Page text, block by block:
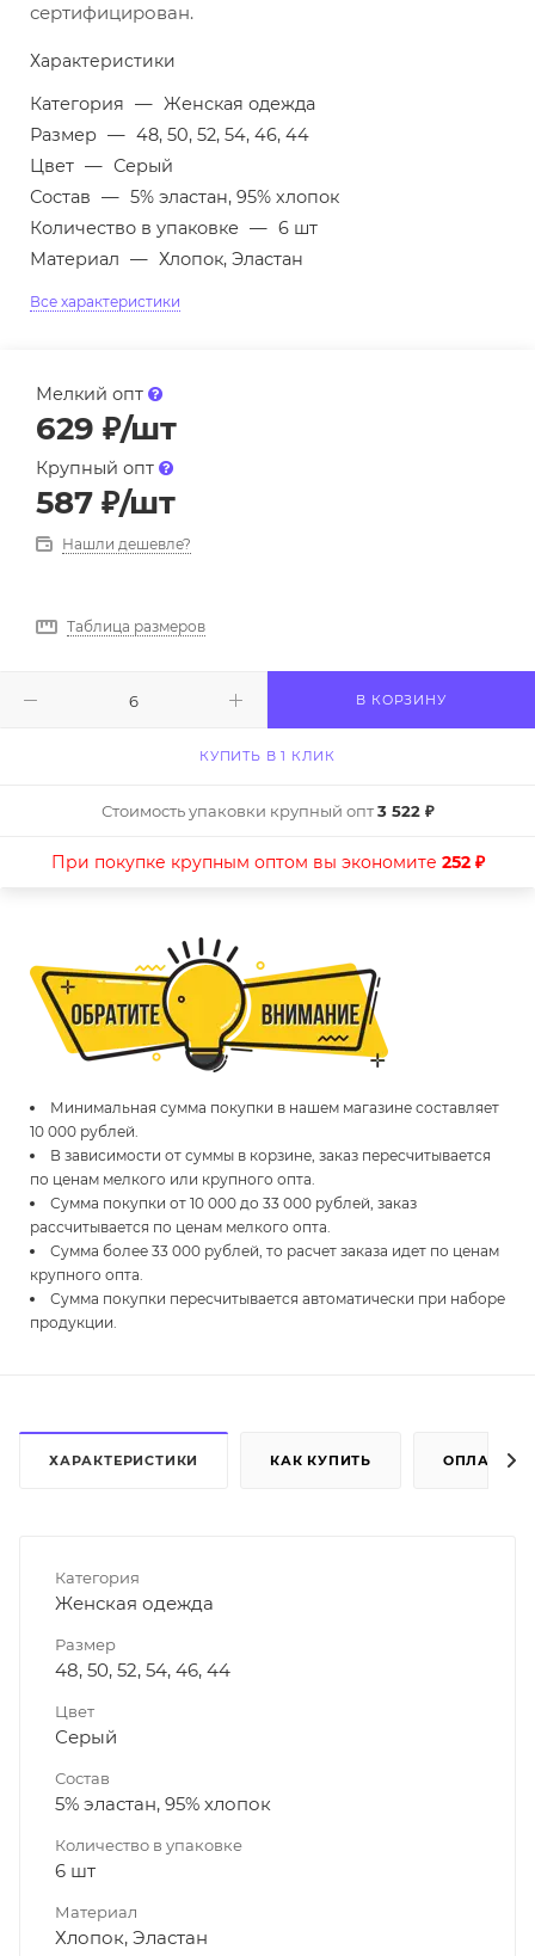
сертифицирован.
Характеристики
Категория — Женская одежда
Размер — 48, 50, 52, 54, 46, 44
Цвет — Серый
Состав — 5% эластан, 95% хлопок
Количество в упаковке — 6 шт
Материал — Хлопок, Эластан
Все характеристики
Мелкий опт
629 ₽/шт
Крупный опт
587 ₽/шт
Нашли дешевле?
Таблица размеров
В КОРЗИНУ
КУПИТЬ В 1 КЛИК
Стоимость упаковки крупный опт3 522 ₽
При покупке крупным оптом вы экономите 252 ₽
Минимальная сумма покупки в нашем магазине составляет
10 000 рублей.
В зависимости от суммы в корзине, заказ пересчитывается
по ценам мелкого или крупного опта.
Сумма покупки от 10 000 до 33 000 рублей, заказ
рассчитывается по ценам мелкого опта.
Сумма более 33 000 рублей, то расчет заказа идет по ценам
крупного опта.
Сумма покупки пересчитывается автоматически при наборе
продукции.
ХАРАКТЕРИСТИКИ КАК КУПИТЬ ОПЛАТА
Категория
Женская одежда
Размер
48, 50, 52, 54, 46, 44
Цвет
Серый
Состав
5% эластан, 95% хлопок
Количество в упаковке
6 шт
Материал
Хлопок, Эластан